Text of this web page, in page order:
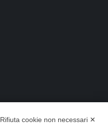
Rifiuta cookie non necessari ✕